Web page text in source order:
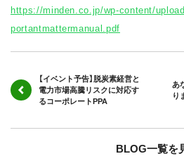
https://minden.co.jp/wp-content/
portantmattermanual.pdf
【イベント予告】脱炭素経営と
電力市場高騰リスクに対応す
るコーポレートPPA
あ
り
BLOG一覧を